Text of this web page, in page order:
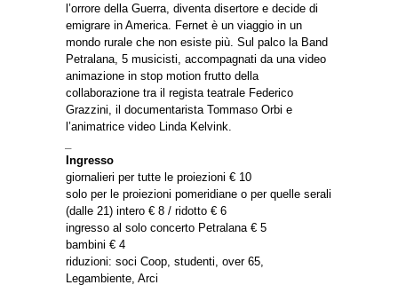
l’orrore della Guerra, diventa disertore e decide di
emigrare in America. Fernet è un viaggio in un
mondo rurale che non esiste più. Sul palco la Band
Petralana, 5 musicisti, accompagnati da una video
animazione in stop motion frutto della
collaborazione tra il regista teatrale Federico
Grazzini, il documentarista Tommaso Orbi e
l’animatrice video Linda Kelvink.
Ingresso
giornalieri per tutte le proiezioni € 10
solo per le proiezioni pomeridiane o per quelle serali
(dalle 21) intero € 8 / ridotto € 6
ingresso al solo concerto Petralana € 5
bambini € 4
riduzioni: soci Coop, studenti, over 65,
Legambiente, Arci